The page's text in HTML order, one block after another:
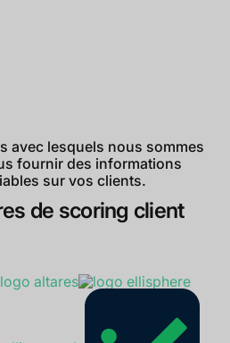
de scoring client
avec lesquels nous sommes
fournir des informations
sur vos clients.